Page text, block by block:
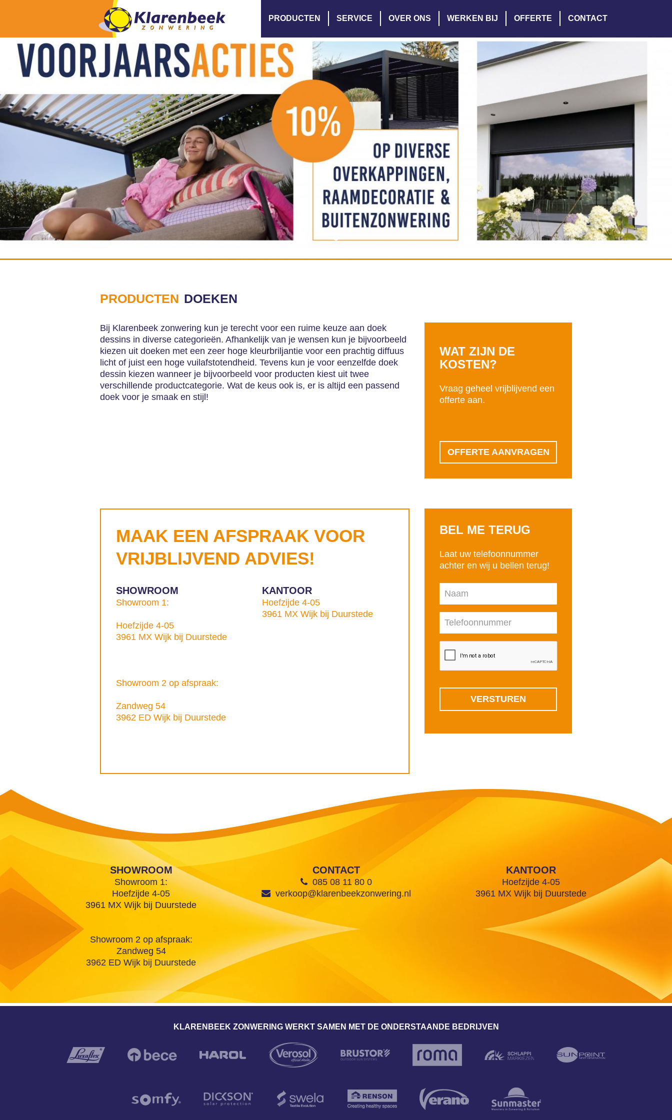
PRODUCTEN DOEKEN
Bij Klarenbeek zonwering kun je terecht voor een ruime keuze aan doek
dessins in diverse categorieën. Afhankelijk van je wensen kun je bijvoorbeeld
kiezen uit doeken met een zeer hoge kleurbriljantie voor een prachtig diffuus
licht of juist een hoge vuilafstotendheid. Tevens kun je voor eenzelfde doek
dessin kiezen wanneer je bijvoorbeeld voor producten kiest uit twee
verschillende productcategorie. Wat de keus ook is, er is altijd een passend
doek voor je smaak en stijl!
WAT ZIJN DE
KOSTEN?
Vraag geheel vrijblijvend een
offerte aan.
OFFERTE AANVRAGEN
MAAK EEN AFSPRAAK VOOR
VRIJBLIJVEND ADVIES!
SHOWROOM
Showroom 1:
Hoefzijde 4-05
3961 MX Wijk bij Duurstede
Showroom 2 op afspraak:
Zandweg 54
3962 ED Wijk bij Duurstede
KANTOOR
Hoefzijde 4-05
3961 MX Wijk bij Duurstede
BEL ME TERUG
Laat uw telefoonnummer
achter en wij u bellen terug!
PRODUCTEN SERVICE OVER ONS WERKEN BIJ OFFERTE CONTACT
SHOWROOM
Showroom 1:
Hoefzijde 4-05
3961 MX Wijk bij Duurstede
Showroom 2 op afspraak:
Zandweg 54
3962 ED Wijk bij Duurstede
CONTACT
085 08 11 80 0
verkoop@klarenbeekzonwering.nl
KANTOOR
Hoefzijde 4-05
3961 MX Wijk bij Duurstede
KLARENBEEK ZONWERING WERKT SAMEN MET DE ONDERSTAANDE BEDRIJVEN